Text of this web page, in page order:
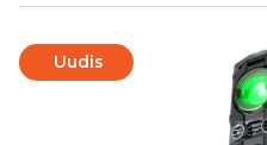
Uudis